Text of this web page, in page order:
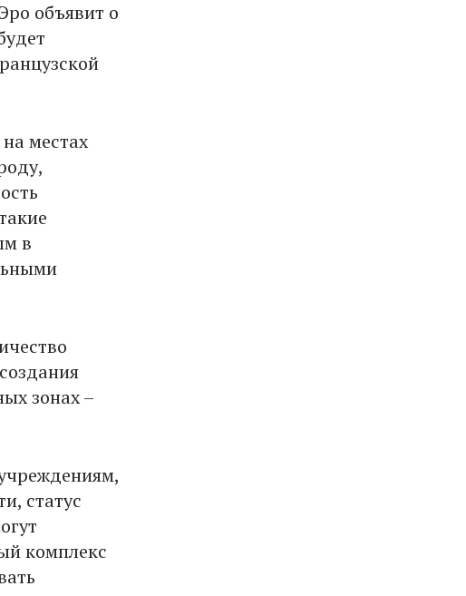
объявит о
местах
в
зонах –
статус
комплекс